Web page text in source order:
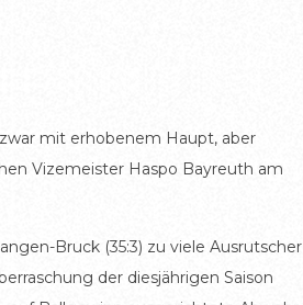
mit erhobenem Haupt, aber
Vizemeister Haspo Bayreuth am
Bruck (35:3) zu viele Ausrutscher
der diesjährigen Saison